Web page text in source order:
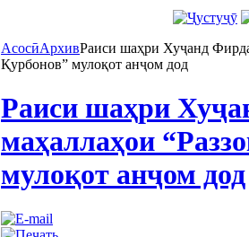
АсосӣАрхивРаиси шаҳри Хуҷанд
Қурбонов” мулоқот анҷом дод
Раиси шаҳри
маҳаллаҳои
мулоқот анҷом дод